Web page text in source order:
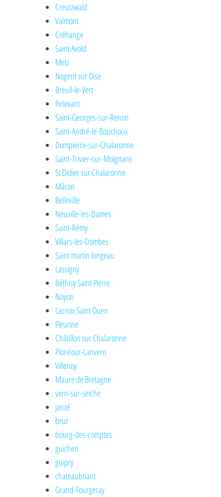
Creutzwald
Valmont
Créhange
Saint Avold
Metz
Nogent sur Oise
Breuil-le-Vert
Relevant
Saint-Georges-sur-Renon
Saint-André-le-Bouchoux
Dompierre-sur-Chalaronne
Saint-Trivier-sur-Moignans
St Didier sur Chalaronne
Mâcon
Belleville
Neuville-les-Dames
Saint-Rémy
Villars-les-Dombes
Saint martin longeau
Lassigny
Béthisy Saint Pierre
Noyon
Lacroix Saint Ouen
Fleurine
Châtillon sur Chalaronne
Plonéour-Lanvern
Villenoy
Maure de Bretagne
vern-sur-seiche
janzé
bruz
bourg-des-comptes
guichen
guipry
chateaubriant
Grand-Fourgeray